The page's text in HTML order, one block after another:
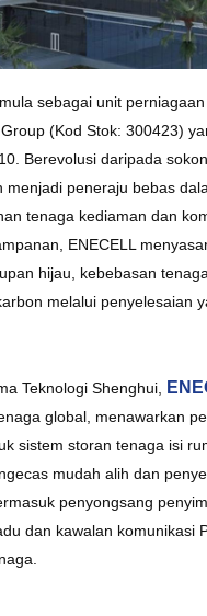
sebagai unit
(Kod Stok: 300423)
Berevolusi daripada
menjadi peneraju bebas
tenaga kediaman dan
ENECELL
hijau, kebebasan
melalui penyelesaian
Teknologi Shenghui,
global, menawarkan
sistem storan tenaga isi
mudah alih dan
penyongsang
dan kawalan komunikasi